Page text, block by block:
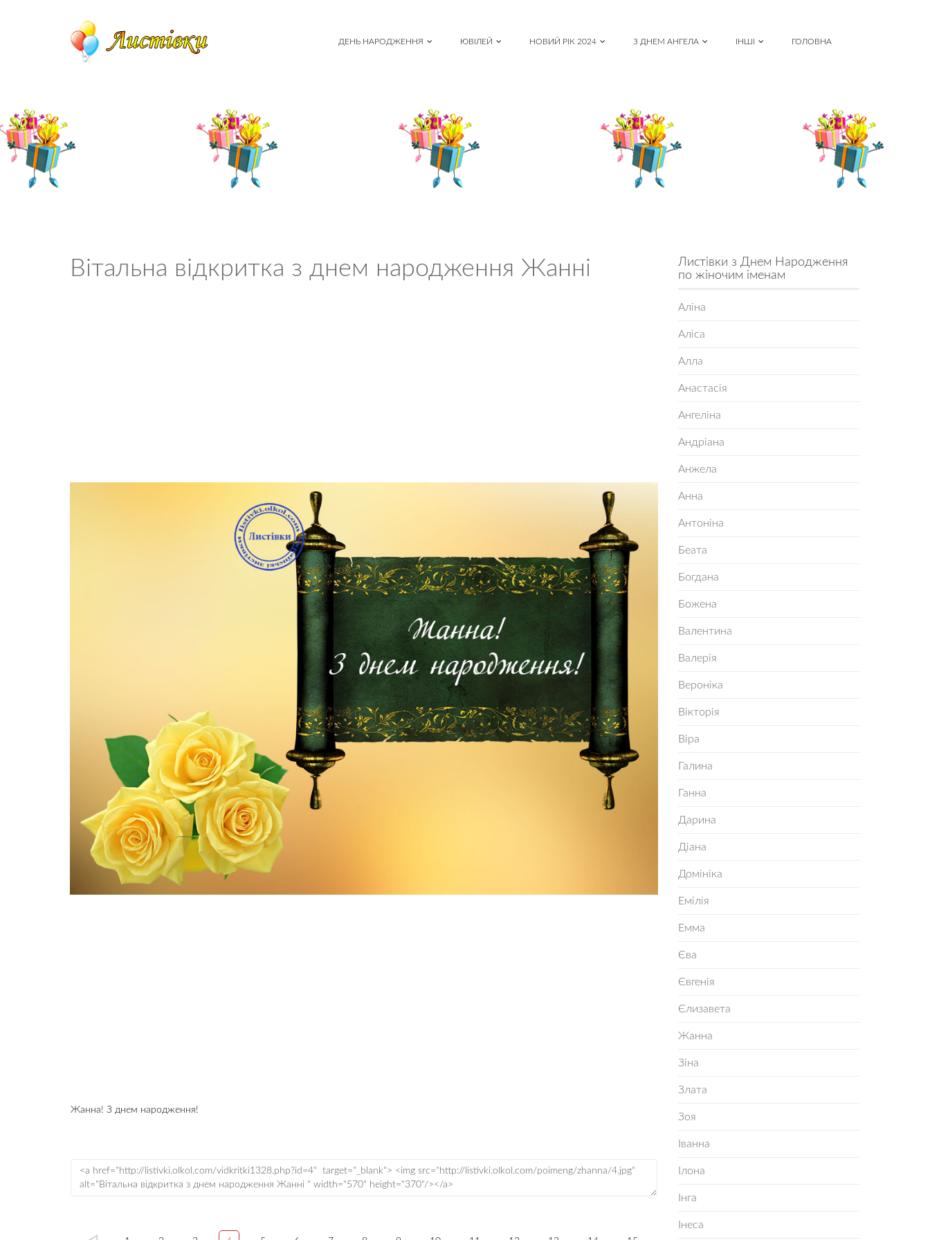
ДЕНЬ НАРОДЖЕННЯ ЮВІЛЕЙ НОВИЙ РІК 2024 З ДНЕМ АНГЕЛА ІНШІ ГОЛОВНА
Вітальна відкритка з днем народження Жанні
Жанна! З днем народження!
Листівки з Днем Народження
по жіночим іменам
Аліна
Аліса
Алла
Анастасія
Ангеліна
Андріана
Анжела
Анна
Антоніна
Беата
Богдана
Божена
Валентина
Валерія
Вероніка
Вікторія
Віра
Галина
Ганна
Дарина
Діана
Домініка
Емілія
Емма
Єва
Євгенія
Єлизавета
Жанна
Зіна
Злата
Зоя
Іванна
Ілона
Інга
Інеса